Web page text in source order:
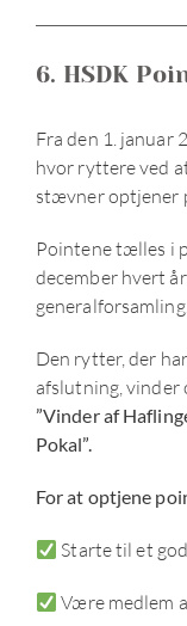
6. HSDK
Fra den 1. januar
hvor ryttere ved
stævner optjener
Pointene tælles i
december hvert
Den rytter, der
afslutning, vinder
”Vinder af
Pokal”.
For at optjene
Starte til et
Være medlem